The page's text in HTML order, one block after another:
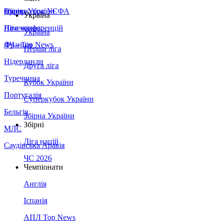
Збірна України
Італія
Німеччина
Франція
Нідерланди
Туреччина
Португалія
Бельгія
МЛС
Саудівська Аравія
Суперкубок УЄФА
Ліга конференцій
ЛЧ - Top News
Україна
Україна
Перша ліга
Друга ліга
Кубок України
Суперкубок України
Збірна України
Збірні
Ліга націй
ЧС 2026
Чемпіонати
Англія
Іспанія
АПЛ Top News